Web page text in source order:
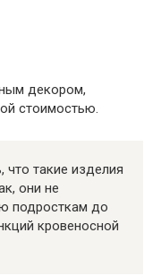
декором,
стоимостью.
такие изделия
они не
подросткам до
кровеносной